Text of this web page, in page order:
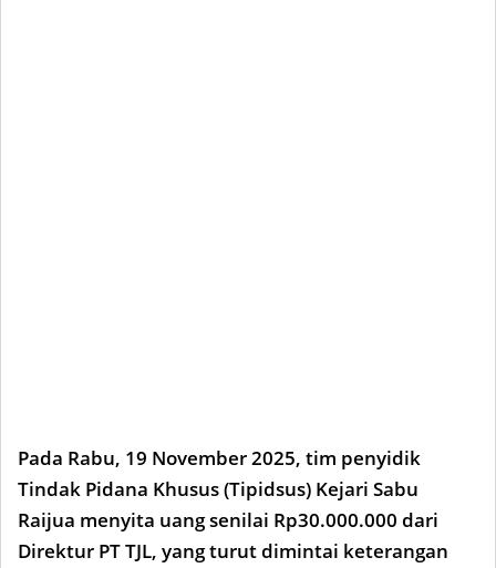
Pada Rabu, 19 November 2025, tim penyidik
Tindak Pidana Khusus (Tipidsus) Kejari Sabu
Raijua menyita uang senilai Rp30.000.000 dari
Direktur PT TJL, yang turut dimintai keterangan